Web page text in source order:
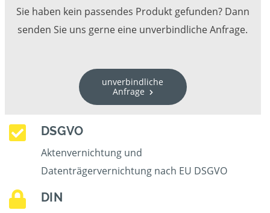
Sie haben kein passendes Produkt gefunden? Dann
senden Sie uns gerne eine unverbindliche Anfrage.
unverbindliche
Anfrage
DSGVO
Aktenvernichtung und
Datenträgervernichtung nach EU DSGVO
DIN